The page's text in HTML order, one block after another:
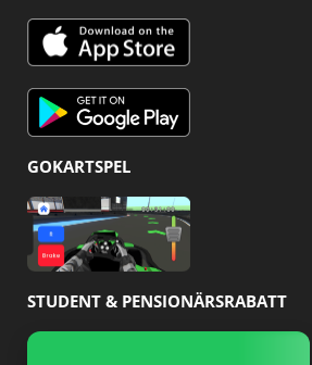
GOKARTSPEL
STUDENT & PENSIONÄRSRABATT